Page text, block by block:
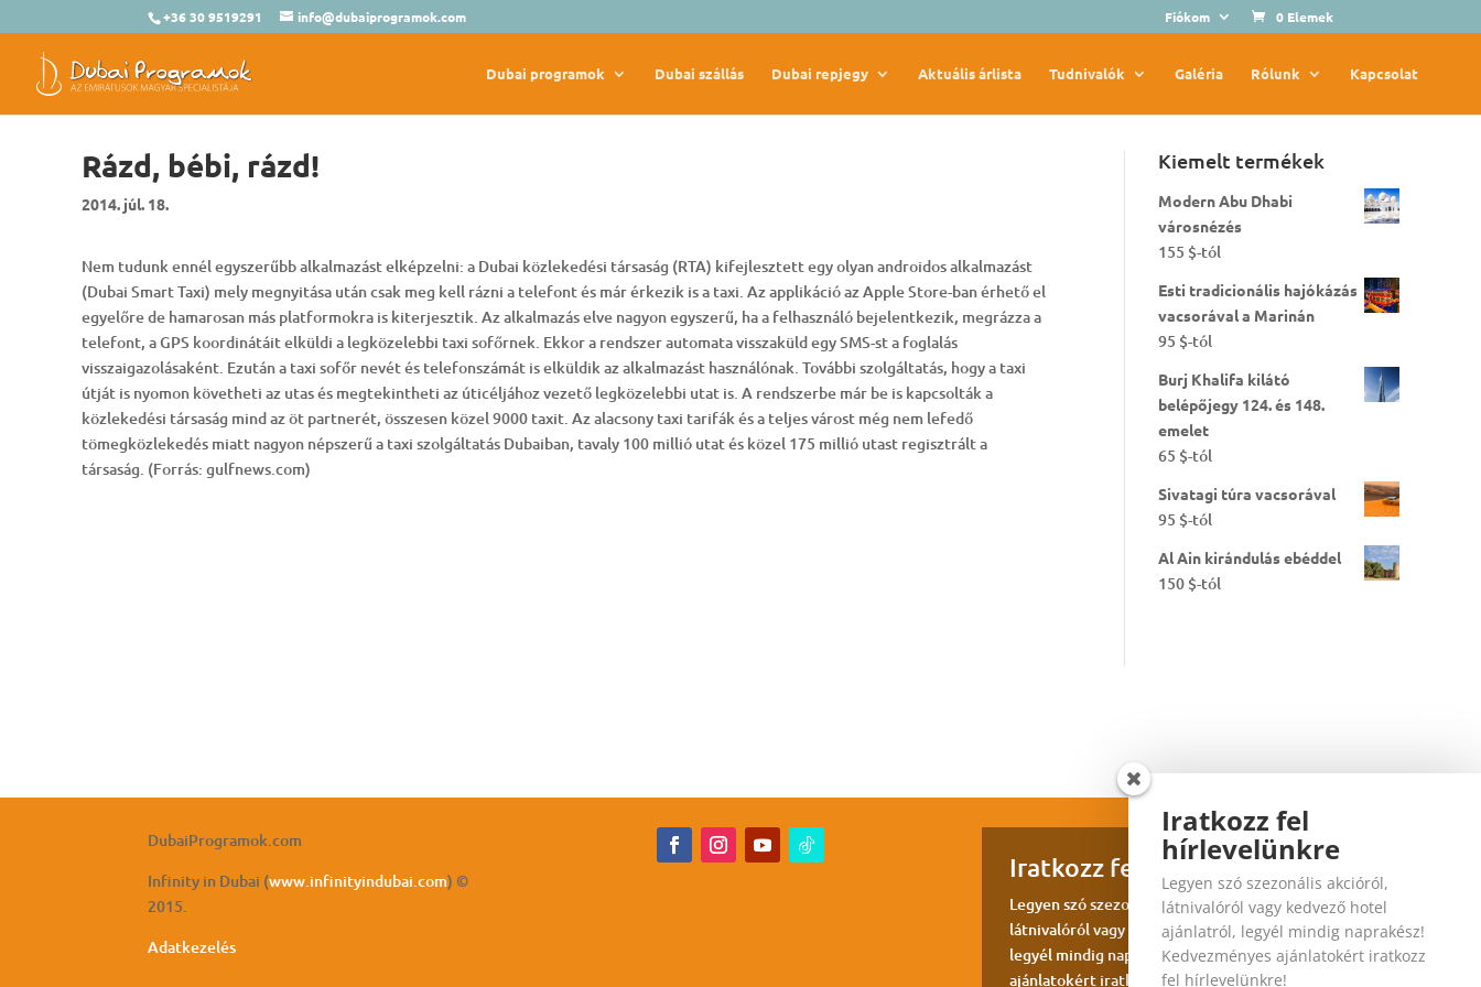
+36 30 9519291 info@dubaiprogramok.com Fiókom 0 Elemek
Dubai programok Dubai szállás Dubai repjegy Aktuális árlista Tudnivalók Galéria Rólunk Kapcsolat
Rázd, bébi, rázd!
2014. júl. 18.
Nem tudunk ennél egyszerűbb alkalmazást elképzelni: a Dubai közlekedési társaság (RTA) kifejlesztett egy olyan androidos alkalmazást
(Dubai Smart Taxi) mely megnyitása után csak meg kell rázni a telefont és már érkezik is a taxi. Az applikáció az Apple Store-ban érhető el
egyelőre de hamarosan más platformokra is kiterjesztik. Az alkalmazás elve nagyon egyszerű, ha a felhasználó bejelentkezik, megrázza a
telefont, a GPS koordinátáit elküldi a legközelebbi taxi sofőrnek. Ekkor a rendszer automata visszaküld egy SMS-st a foglalás
visszaigazolásaként. Ezután a taxi sofőr nevét és telefonszámát is elküldik az alkalmazást használónak. További szolgáltatás, hogy a taxi
útját is nyomon követheti az utas és megtekintheti az úticéljához vezető legközelebbi utat is. A rendszerbe már be is kapcsolták a
közlekedési társaság mind az öt partnerét, összesen közel 9000 taxit. Az alacsony taxi tarifák és a teljes várost még nem lefedő
tömegközlekedés miatt nagyon népszerű a taxi szolgáltatás Dubaiban, tavaly 100 millió utat és közel 175 millió utast regisztrált a
társaság. (Forrás: gulfnews.com)
Kiemelt termékek
Modern Abu Dhabi
városnézés
155 $-tól
Esti tradicionális hajókázás
vacsorával a Marinán
95 $-tól
Burj Khalifa kilátó
belépőjegy 124. és 148.
emelet
65 $-tól
Sivatagi túra vacsorával
95 $-tól
Al Ain kirándulás ebéddel
150 $-tól
DubaiProgramok.com
Infinity in Dubai (www.infinityindubai.com) ©
2015.
Adatkezelés
Iratkozz fel hírlevelünkre
Legyen szó szezonális akcióról,
látnivalóról vagy kedvező hotel ajánlatról,
legyél mindig naprakész! Kedvezményes
ajánlatokért iratkozz fel hírlevelünkre!
Iratkozz fel
hírlevelünkre
Legyen szó szezonális akcióról,
látnivalóról vagy kedvező hotel
ajánlatról, legyél mindig naprakész!
Kedvezményes ajánlatokért iratkozz
fel hírlevelünkre!